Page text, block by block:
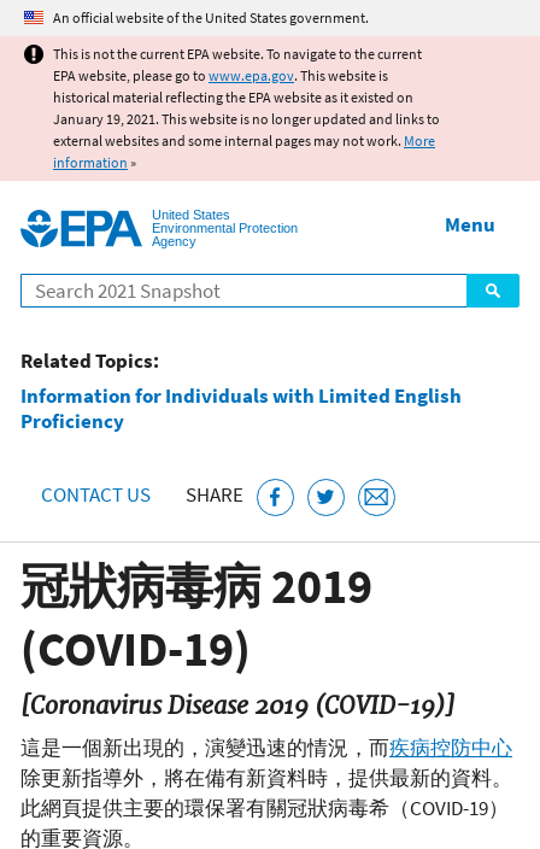
Jump to main content
An official website of the United States government.
This is not the current EPA website. To navigate to the current
EPA website, please go to www.epa.gov. This website is
historical material reflecting the EPA website as it existed on
January 19, 2021. This website is no longer updated and links to
external websites and some internal pages may not work. More
information »
United States
Environmental Protection
Agency
Search
Menu
Related Topics:
Information for Individuals with Limited English
Proficiency
CONTACT US SHARE
冠狀病毒病 2019
(COVID-19)
[Coronavirus Disease 2019 (COVID-19)]
這是一個新出現的，演變迅速的情況，而疾病控防中心
除更新指導外，將在備有新資料時，提供最新的資料。
此網頁提供主要的環保署有關冠狀病毒希（COVID-19）
的重要資源。